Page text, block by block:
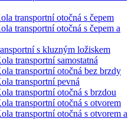
transportní otočná s čepem
transportní otočná s čepem a
s kluzným ložiskem
transportní samostatná
transportní otočná bez brzdy
transportní pevná
transportní otočná s brzdou
transportní otočná s otvorem
transportní otočná s otvorem a